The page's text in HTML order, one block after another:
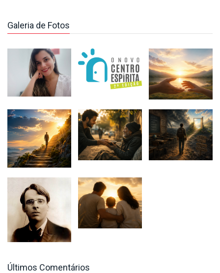
Galeria de Fotos
Últimos Comentários